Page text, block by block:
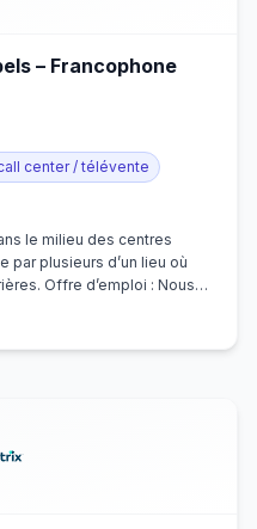
– Francophone
center / télévente
le milieu des centres
par plusieurs d’un lieu où
Offre d’emploi : Nous